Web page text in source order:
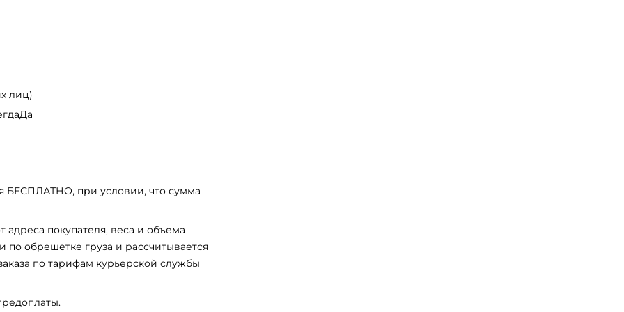
лиц)
БЕСПЛАТНО, при условии, что сумма
адреса покупателя, веса и объема
по обрешетке груза и рассчитывается
по тарифам курьерской службы